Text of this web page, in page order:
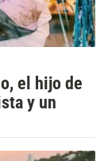
el hijo de
y un